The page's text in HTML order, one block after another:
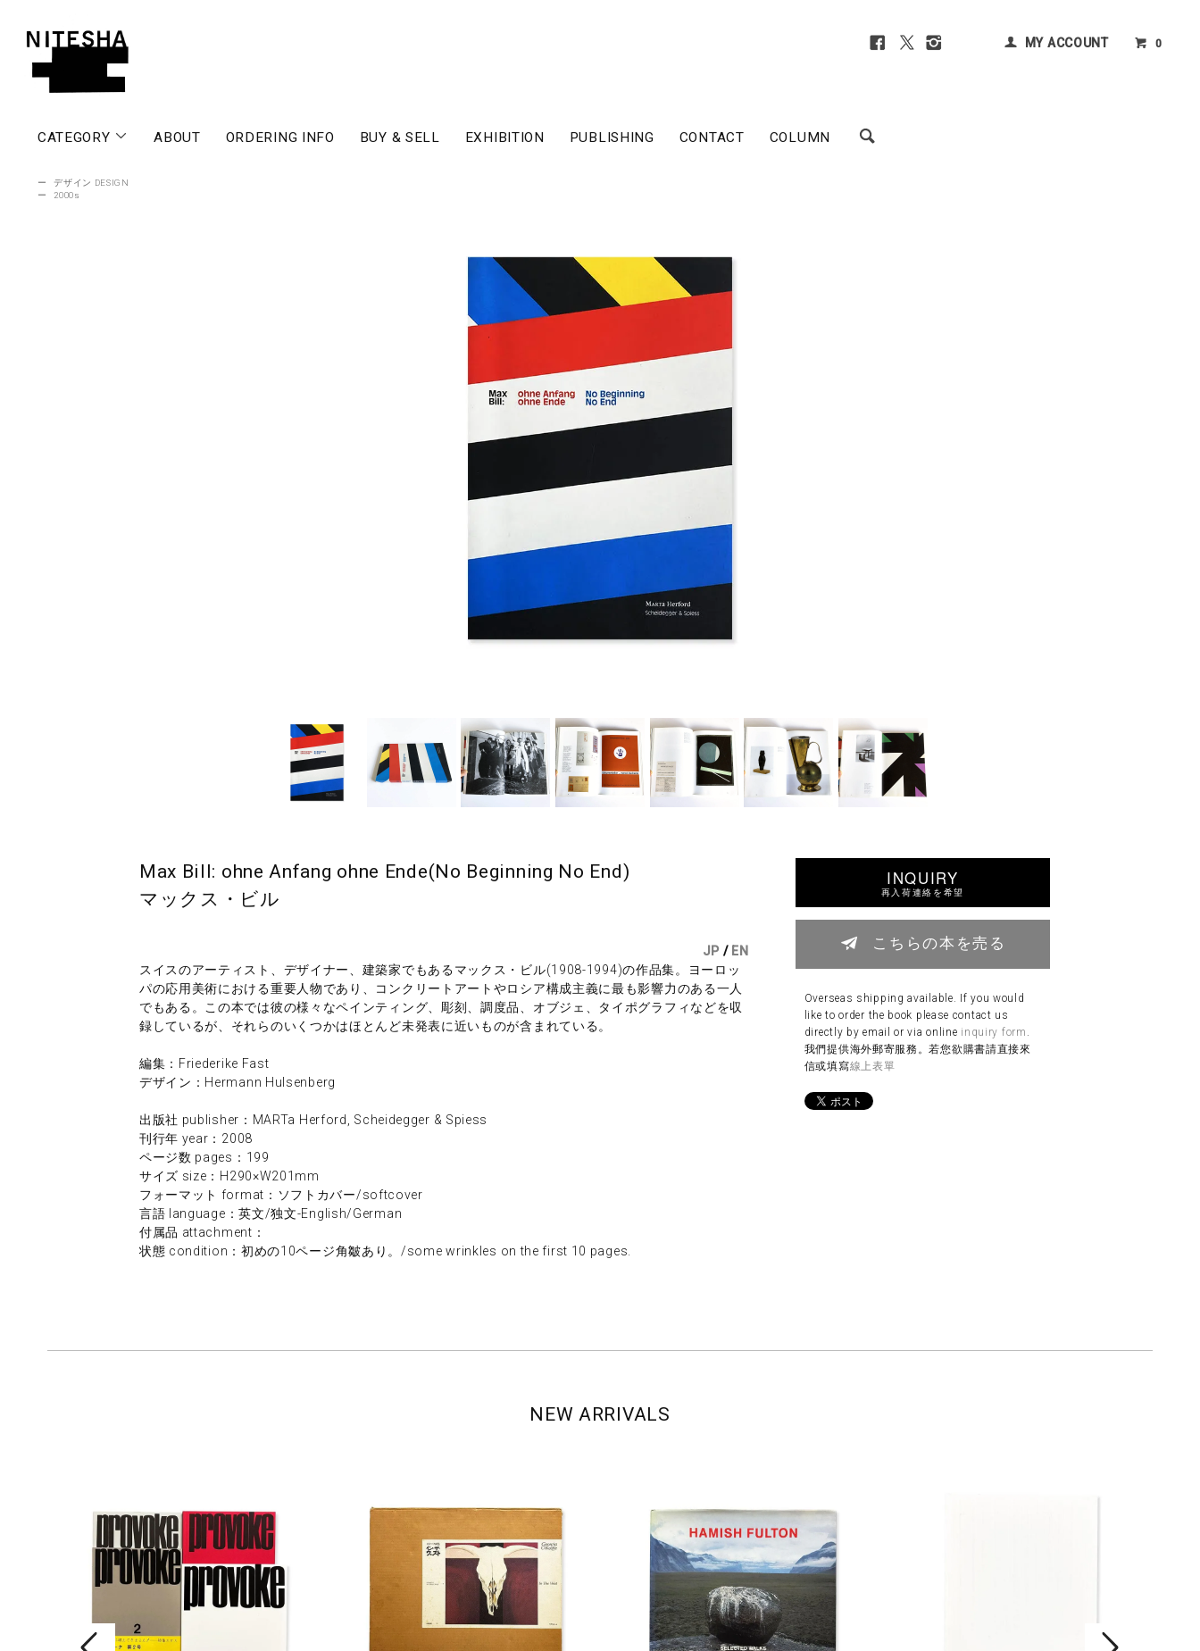
MY ACCOUNT 0
CATEGORY ABOUT ORDERING INFO BUY & SELL EXHIBITION PUBLISHING CONTACT COLUMN
ー
デザイン DESIGN
ー
2000s
Max Bill: ohne Anfang ohne Ende(No Beginning No End)
マックス・ビル
JP / EN
スイスのアーティスト、デザイナー、建築家でもあるマックス・ビル(1908-1994)の作品集。ヨーロッ
パの応用美術における重要人物であり、コンクリートアートやロシア構成主義に最も影響力のある一人
でもある。この本では彼の様々なペインティング、彫刻、調度品、オブジェ、タイポグラフィなどを収
録しているが、それらのいくつかはほとんど未発表に近いものが含まれている。
編集：Friederike Fast
デザイン：Hermann Hulsenberg
出版社 publisher：MARTa Herford, Scheidegger & Spiess
刊行年 year：2008
ページ数 pages：199
サイズ size：H290×W201mm
フォーマット format：ソフトカバー/softcover
言語 language：英文/独文-English/German
付属品 attachment：
状態 condition：初めの10ページ角皺あり。/some wrinkles on the first 10 pages.
INQUIRY
再入荷連絡を希望
こちらの本を売る
Overseas shipping available. If you would
like to order the book please contact us
directly by email or via online inquiry form .
我們提供海外郵寄服務。若您欲購書請直接來
信或填寫線上表單
NEW ARRIVALS